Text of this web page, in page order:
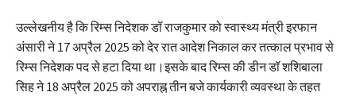
उल्लेखनीय है कि रिम्स निदेशक डॉ राजकुमार को स्वास्थ्य मंत्री इरफान
अंसारी ने 17 अप्रैल 2025 को देर रात आदेश निकाल कर तत्काल प्रभाव से
रिम्स निदेशक पद से हटा दिया था।इसके बाद रिम्स की डीन डॉ शशिबाला
सिह ने 18 अप्रैल 2025 को अपराह्न तीन बजे कार्यकारी व्यवस्था के तहत